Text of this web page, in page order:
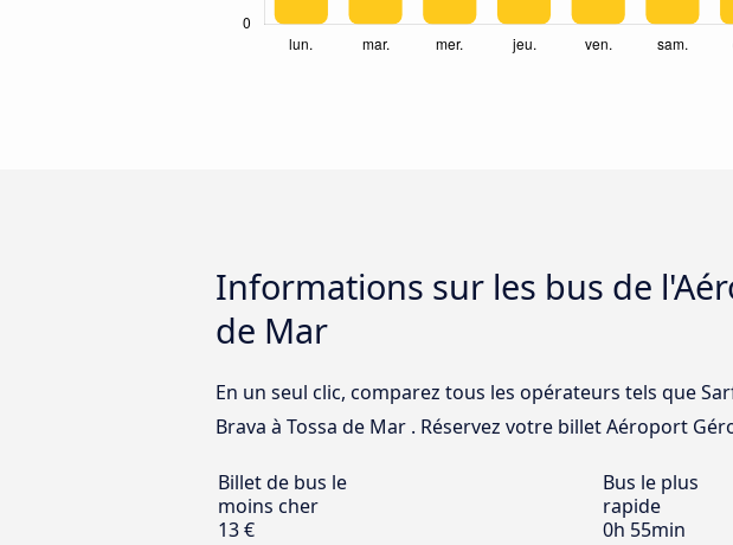
Informations sur les bus de
de Mar
En un seul clic, comparez tous les opérateurs tels que
Brava à Tossa de Mar . Réservez votre billet Aéroport
Billet de bus le
moins cher
13 €
Bus le plus
rapide
0h 55min